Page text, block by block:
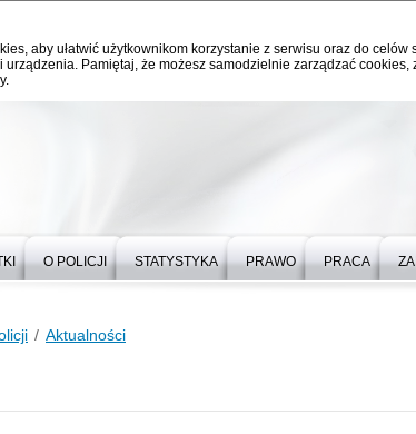
aby ułatwić użytkownikom korzystanie z serwisu oraz do
urządzenia. Pamiętaj, że możesz samodzielnie zarządzać
O POLICJI STATYSTYKA PRAWO PRACA
Aktualności